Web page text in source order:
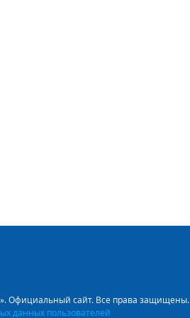
Официальный сайт. Все права защищены.
данных пользователей